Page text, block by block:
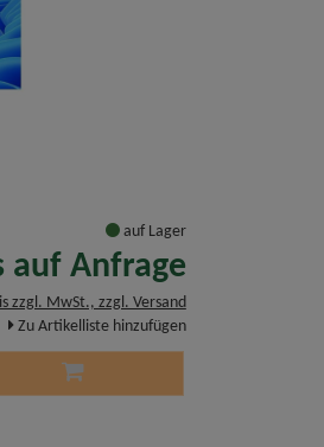
auf Lager
auf Anfrage
zzgl. MwSt., zzgl. Versand
Zu Artikelliste hinzufügen